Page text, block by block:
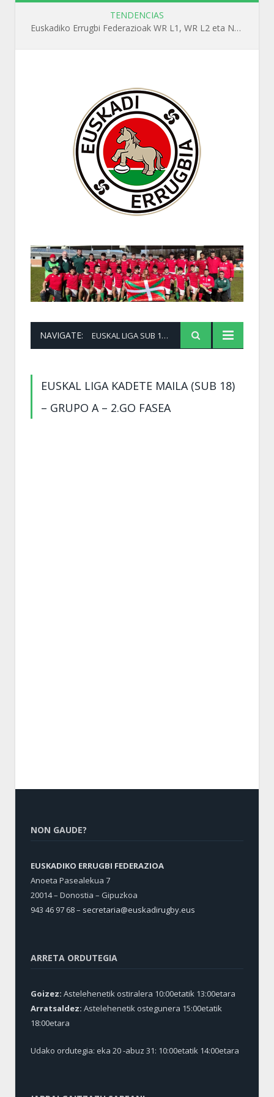
TENDENCIAS
Euskadiko Errugbi Federazioak WR L1, WR L2 eta N1 ikastaroak antolatuko ditu irailean Getxon
NAVIGATE: EUSKAL LIGA SUB 18 2. FASEA 1. MAILA (A)
EUSKAL LIGA KADETE MAILA (SUB 18)
– GRUPO A – 2.GO FASEA
NON GAUDE?
EUSKADIKO ERRUGBI FEDERAZIOA
Anoeta Pasealekua 7
20014 – Donostia – Gipuzkoa
943 46 97 68 – secretaria@euskadirugby.eus
ARRETA ORDUTEGIA
Goizez: Astelehenetik ostiralera 10:00etatik 13:00etara
Arratsaldez: Astelehenetik ostegunera 15:00etatik
18:00etara
Udako ordutegia: eka 20 -abuz 31: 10:00etatik 14:00etara